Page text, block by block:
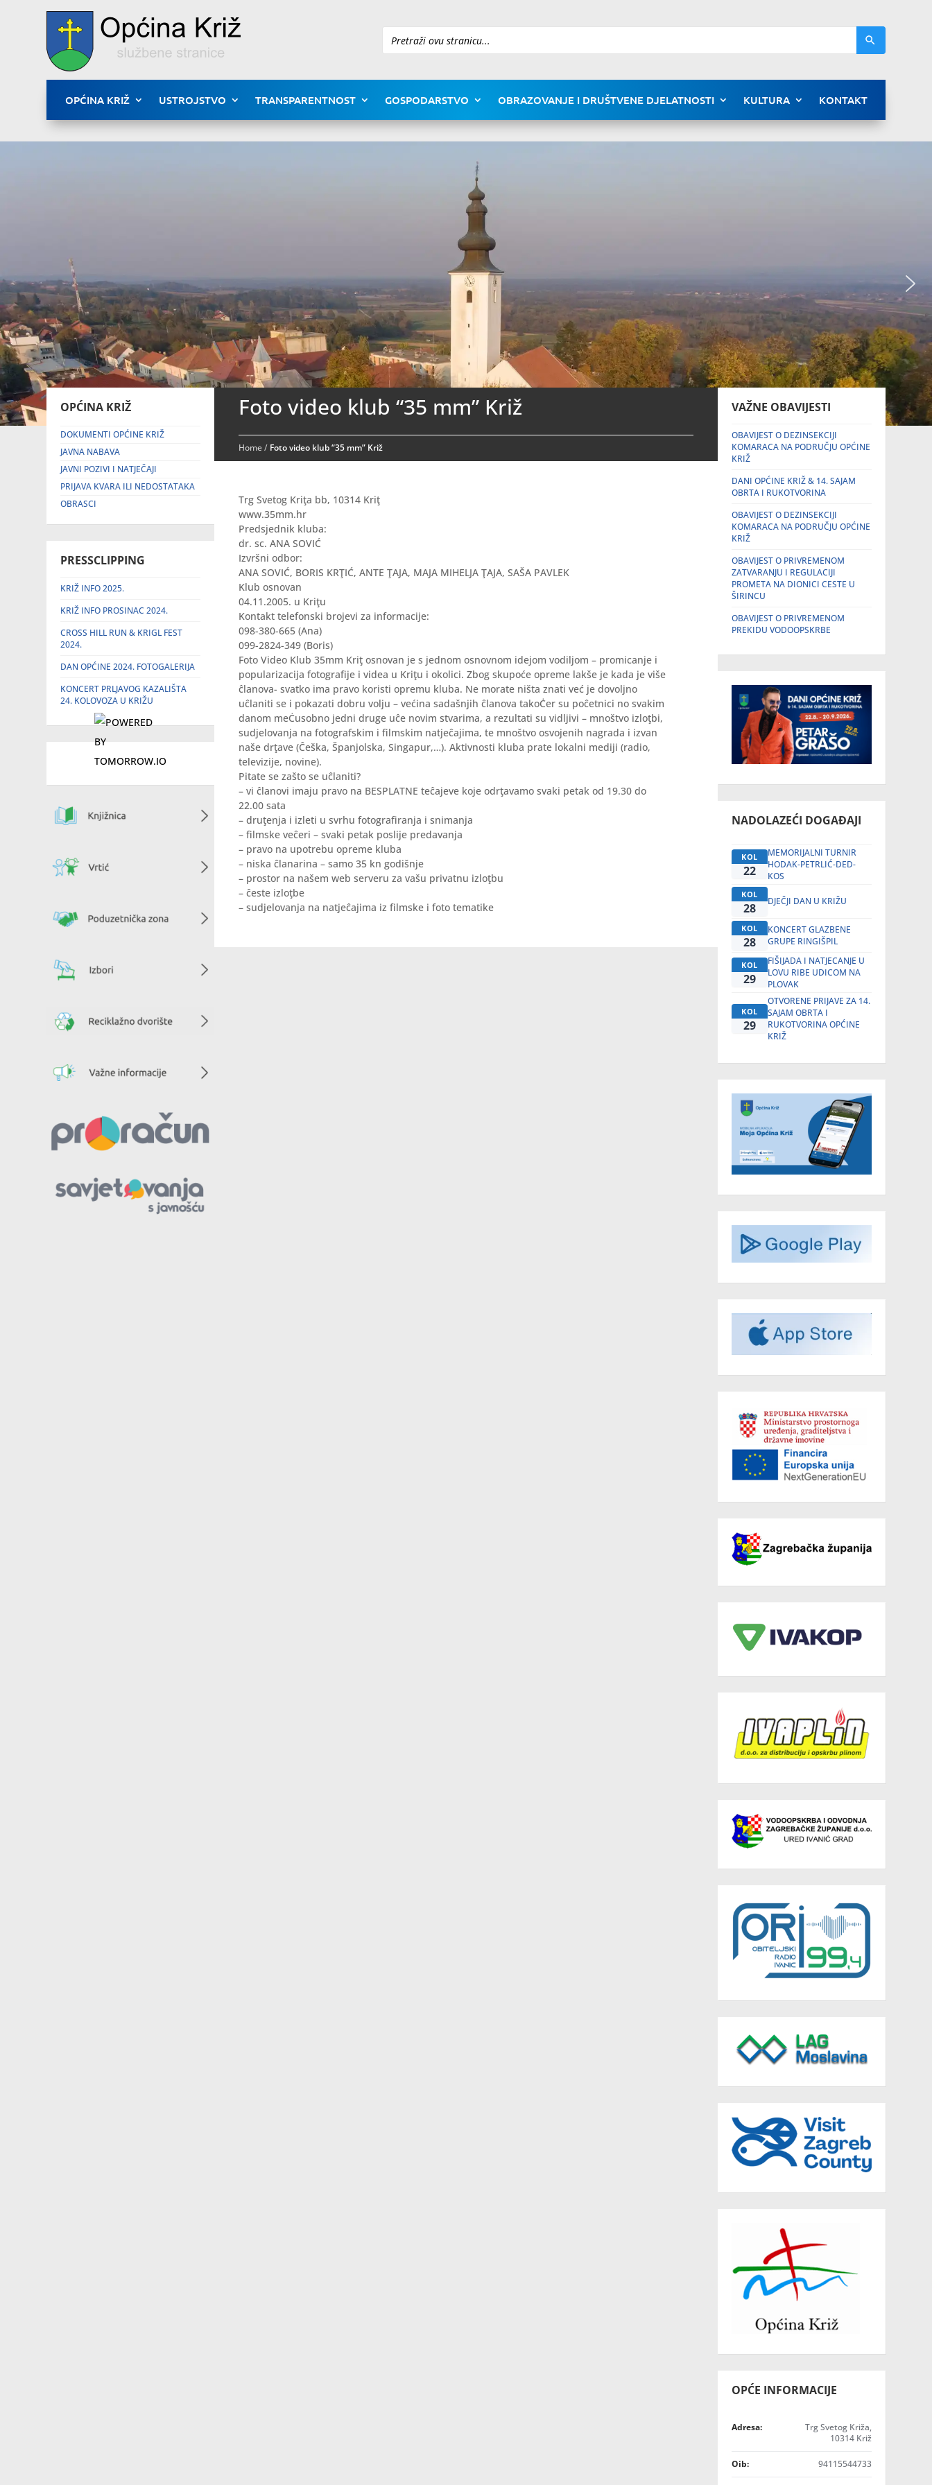
Pretraži
OPĆINA KRIŽ USTROJSTVO TRANSPARENTNOST GOSPODARSTVO OBRAZOVANJE I DRUŠTVENE DJELATNOSTI KULTURA KONTAKT
OPĆINA KRIŽ
DOKUMENTI OPĆINE KRIŽ
JAVNA NABAVA
JAVNI POZIVI I NATJEČAJI
PRIJAVA KVARA ILI NEDOSTATAKA
OBRASCI
PRESSCLIPPING
KRIŽ INFO 2025.
KRIŽ INFO PROSINAC 2024.
CROSS HILL RUN & KRIGL FEST
2024.
DAN OPĆINE 2024. FOTOGALERIJA
KONCERT PRLJAVOG KAZALIŠTA
24. KOLOVOZA U KRIŽU
Foto video klub “35 mm” Križ
Home/ Foto video klub “35 mm” Križ
Trg Svetog Kriţa bb, 10314 Kriţ
www.35mm.hr
Predsjednik kluba:
dr. sc. ANA SOVIĆ
Izvršni odbor:
ANA SOVIĆ, BORIS KRŢIĆ, ANTE ŢAJA, MAJA MIHELJA ŢAJA, SAŠA PAVLEK
Klub osnovan
04.11.2005. u Kriţu
Kontakt telefonski brojevi za informacije:
098-380-665 (Ana)
099-2824-349 (Boris)
Foto Video Klub 35mm Kriţ osnovan je s jednom osnovnom idejom vodiljom – promicanje i
popularizacija fotografije i videa u Kriţu i okolici. Zbog skupoće opreme lakše je kada je više
ĉlanova- svatko ima pravo koristi opremu kluba. Ne morate ništa znati već je dovoljno
uĉlaniti se i pokazati dobru volju – većina sadašnjih ĉlanova takoĊer su poĉetnici no svakim
danom meĊusobno jedni druge uĉe novim stvarima, a rezultati su vidljivi – mnoštvo izloţbi,
sudjelovanja na fotografskim i filmskim natjeĉajima, te mnoštvo osvojenih nagrada i izvan
naše drţave (Ĉeška, Španjolska, Singapur,…). Aktivnosti kluba prate lokalni mediji (radio,
televizije, novine).
Pitate se zašto se uĉlaniti?
– vi ĉlanovi imaju pravo na BESPLATNE teĉajeve koje odrţavamo svaki petak od 19.30 do
22.00 sata
– druţenja i izleti u svrhu fotografiranja i snimanja
– filmske veĉeri – svaki petak poslije predavanja
– pravo na upotrebu opreme kluba
– niska ĉlanarina – samo 35 kn godišnje
– prostor na našem web serveru za vašu privatnu izloţbu
– ĉeste izloţbe
– sudjelovanja na natjeĉajima iz filmske i foto tematike
VAŽNE OBAVIJESTI
OBAVIJEST O DEZINSEKCIJI
KOMARACA NA PODRUČJU OPĆINE
KRIŽ
DANI OPĆINE KRIŽ & 14. SAJAM
OBRTA I RUKOTVORINA
OBAVIJEST O DEZINSEKCIJI
KOMARACA NA PODRUČJU OPĆINE
KRIŽ
OBAVIJEST O PRIVREMENOM
ZATVARANJU I REGULACIJI
PROMETA NA DIONICI CESTE U
ŠIRINCU
OBAVIJEST O PRIVREMENOM
PREKIDU VODOOPSKRBE
NADOLAZEĆI DOGAĐAJI
KOL
22
MEMORIJALNI TURNIR
HODAK-PETRLIĆ-DED-
KOS
KOL
28 DJEČJI DAN U KRIŽU
KOL
28
KONCERT GLAZBENE
GRUPE RINGIŠPIL
KOL
29
FIŠIJADA I NATJECANJE U
LOVU RIBE UDICOM NA
PLOVAK
KOL
29
OTVORENE PRIJAVE ZA 14.
SAJAM OBRTA I
RUKOTVORINA OPĆINE
KRIŽ
OPĆE INFORMACIJE
Adresa:
Trg Svetog Križa,
10314 Križ
Oib: 94115544733